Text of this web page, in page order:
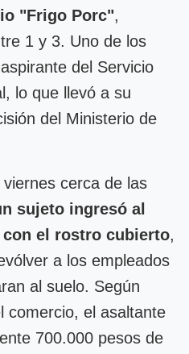
"Frigo Porc",
1 y 3. Uno de los
del Servicio
lo que llevó a su
del Ministerio de
cerca de las
sujeto ingresó al
con el rostro cubierto,
a los empleados
al suelo. Según
comercio, el asaltante
700.000 pesos de